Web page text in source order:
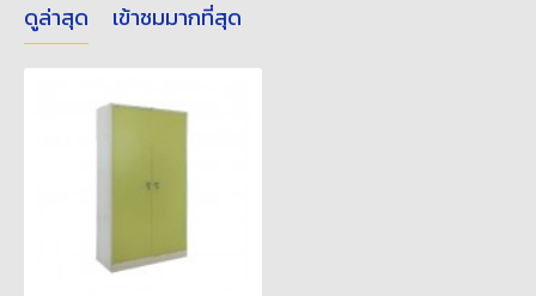
ดูล่าสุด เข้าชมมากที่สุด